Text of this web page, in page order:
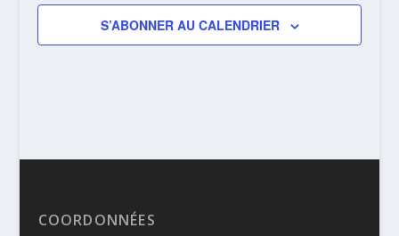
S’ABONNER AU CALENDRIER
COORDONNÉES